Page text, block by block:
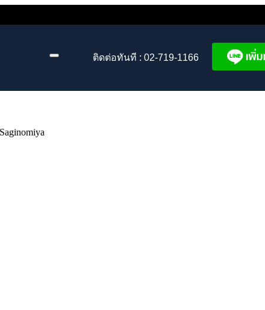
ติดต่อทันที : 02-719-1166